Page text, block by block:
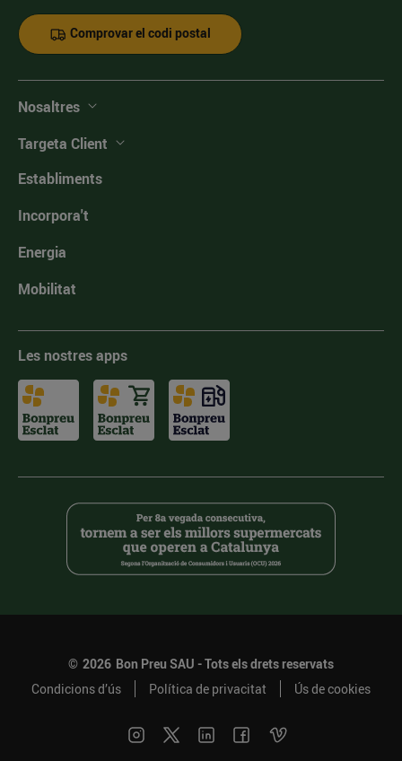
Comprovar el codi postal
Nosaltres
Targeta Client
Establiments
Incorpora't
Energia
Mobilitat
Les nostres apps
© 2026 Bon Preu SAU - Tots els drets reservats
Condicions d’ús
Política de privacitat Ús de cookies